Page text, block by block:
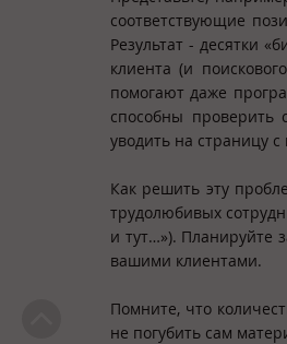
соответствующие
Результат - десятки
клиента (и
помогают даже
способны проверить
уводить на страницу
Как решить эту
трудолюбивых
и тут…»). Планируйте
вашими клиентами.
Помните, что
не погубить сам